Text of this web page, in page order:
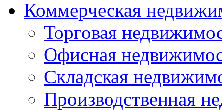
Коммерческая
Торговая
Офисная
Складская
Производственная